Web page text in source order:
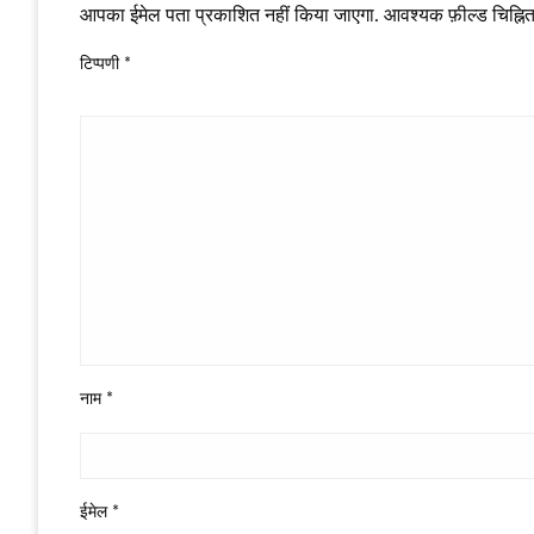
आपका ईमेल पता प्रकाशित नहीं किया जाएगा. आवश्यक फ़ील्ड
टिप्पणी *
नाम *
ईमेल *